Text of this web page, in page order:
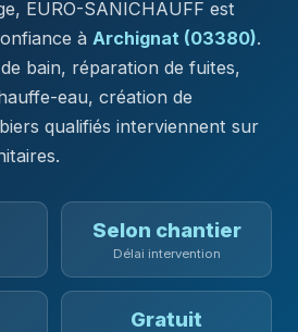
EURO-SANICHAUFF est
à Archignat (03380).
bain, réparation de fuites,
eau, création de
qualifiés interviennent sur
Selon chantier
Délai intervention
Gratuit